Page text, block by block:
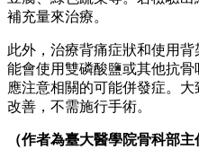
補充量來治療。
此外，治療背痛症狀和使用
能會使用雙磷酸鹽或其他抗
應注意相關的可能併發症。
改善，不需施行手術。
（作者為臺大醫學院骨科部主